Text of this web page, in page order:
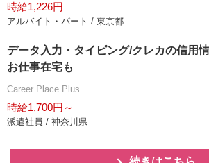
時給1,226円
アルバイト・パート / 東京都
データ入力・タイピング/クレカの信用
お仕事在宅も
Career Place Plus
時給1,700円～
派遣社員 / 神奈川県